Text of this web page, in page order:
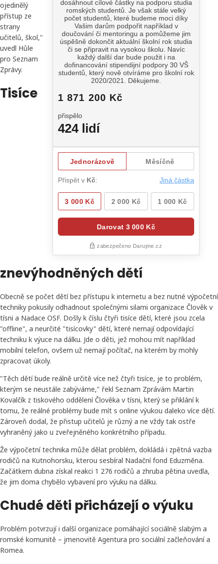
ojedinělý
přístup ze
strany
učitelů, škol,"
uvedl Hůle
pro Seznam
Zprávy.
Tisíce
znevýhodněných dětí
Obecně se počet dětí bez přístupu k internetu a bez nutné výpočetní
techniky pokusily odhadnout společnými silami organizace Člověk v
tísni a Nadace OSF. Došly k číslu čtyři tisíce dětí, které jsou zcela
"offline", a neurčité "tisícovky" dětí, které nemají odpovídající
techniku k výuce na dálku. Jde o děti, jež mohou mít například
mobilní telefon, ovšem už nemají počítač, na kterém by mohly
zpracovat úkoly.
"Těch dětí bude reálně určitě více než čtyři tisíce, je to problém,
kterým se neustále zabýváme," řekl Seznam Zprávám Martin
Kovalčík z tiskového oddělení Člověka v tísni, který se přiklání k
tomu, že reálné problémy bude mít s online výukou daleko více dětí.
Zároveň dodal, že přistup učitelů je různý a ne vždy tak ostře
vyhraněný jako u zveřejněného konkrétního případu.
Že výpočetní technika může dělat problém, dokládá i zpětná vazba
rodičů na Kutnohorsku, kterou sesbíral Nadační fond Eduzměna.
Začátkem dubna získal reakci 1 276 rodičů a zhruba pětina uvedla,
že jim doma chybělo vybavení pro výuku na dálku.
Chudé děti přicházejí o výuku
Problém potvrzují i další organizace pomáhající sociálně slabým a
romské komunitě – jmenovitě Agentura pro sociální začleňování a
Romea.